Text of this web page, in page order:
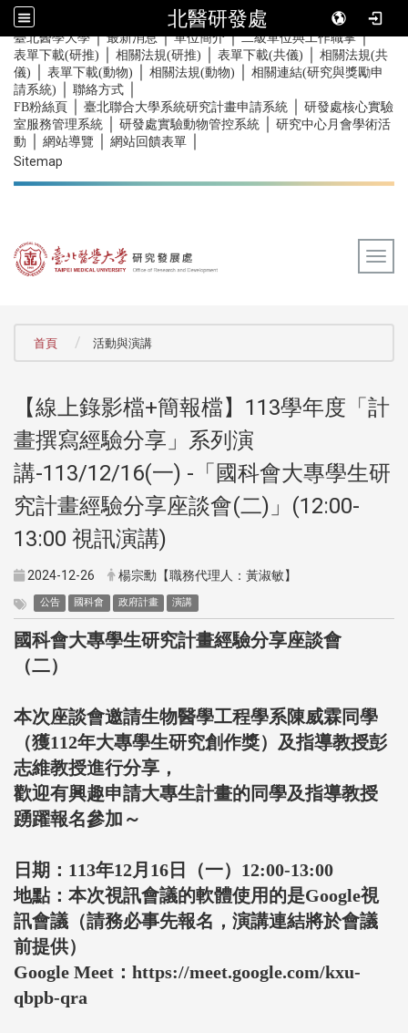
北醫研發處
::: 臺北醫學大學｜最新消息｜單位簡介｜二級單位與工作職掌｜
表單下載(研推) 相關法規(研推) 表單下載(共儀)
相關法規(共
儀)
表單下載(動物) 相關法規(動物)
相關連結(研究與獎勵申
請系統)
聯絡方式
FB粉絲頁 臺北聯合大學系統研究計畫申請系統
研發處核心實驗
室服務管理系統
研發處實驗動物管控系統
研究中心月會學術活
動
網站導覽 網站回饋表單
Sitemap
首頁 活動與演講
【線上錄影檔+簡報檔】113學年度「計
畫撰寫經驗分享」系列演
講-113/12/16(一) -「國科會大專學生研
究計畫經驗分享座談會(二)」(12:00-
13:00 視訊演講)
2024-12-26 楊宗勳【職務代理人：黃淑敏】
公告 國科會 政府計畫 演講
國科會大專學生研究計畫經驗分享座談會
（二）
本次座談會邀請生物醫學工程學系陳威霖同學
（獲112年大專學生研究創作獎）及指導教授彭
志維教授進行分享，
歡迎有興趣申請大專生計畫的同學及指導教授
踴躍報名參加～
日期：113年12月16日（一）12:00-13:00
地點：本次視訊會議的軟體使用的是Google視
訊會議（請務必事先報名，演講連結將於會議
前提供）
Google Meet：https://meet.google.com/kxu-
qbpb-qra